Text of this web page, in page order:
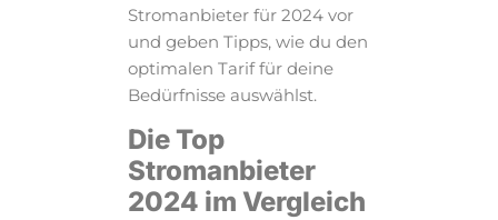
Stromanbieter für 2024 vor
und geben Tipps, wie du den
optimalen Tarif für deine
Bedürfnisse auswählst.
Die Top
Stromanbieter
2024 im Vergleich